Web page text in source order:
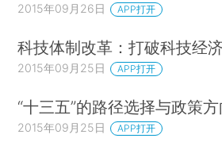
2015年09月26日 APP打开
科技体制改革：打破科技经
2015年09月25日 APP打开
“十三五”的路径选择与政策方
2015年09月25日 APP打开